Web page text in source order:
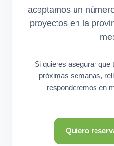
aceptamos un
proyectos en la
Si quieres asegurar que
próximas semanas,
responderemos en
Quiero